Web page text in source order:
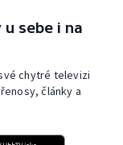
sebe i na
chytré televizi
články a